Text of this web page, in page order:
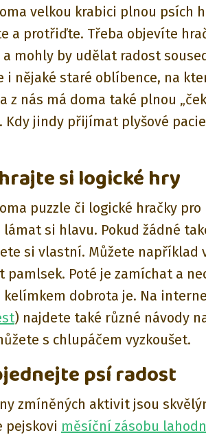
velkou krabici plnou psích
a protřiďte. Třeba objevíte
a mohly by udělat radost
i nějaké staré oblíbence, na
z nás má doma také plnou
Kdy jindy přijímat plyšové
si logické hry
puzzle či logické hračky
lámat si hlavu. Pokud žádné
si vlastní. Můžete například
pamlsek. Poté je zamíchat a
kelímkem dobrota je. Na
) najdete také různé návody
s chlupáčem vyzkoušet.
psí radost
zmíněných aktivit jsou
pejskovi měsíční zásobu